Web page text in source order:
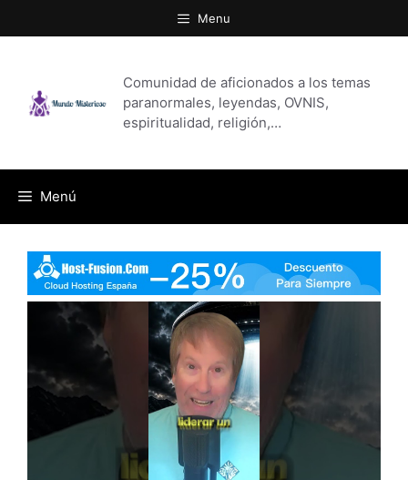
al
Menu
Comunidad de aficionados a los temas
paranormales, leyendas, OVNIS,
espiritualidad, religión,…
Menú